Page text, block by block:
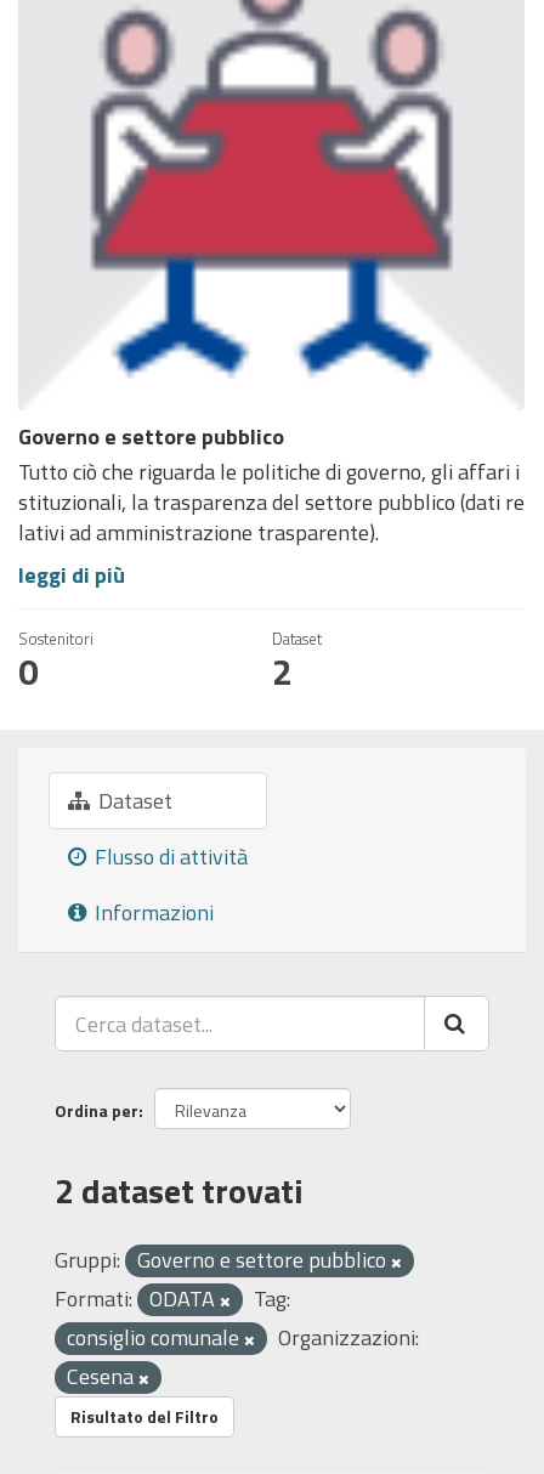
Governo e settore pubblico
Tutto ciò che riguarda le politiche di governo, gli affari i
stituzionali, la trasparenza del settore pubblico (dati re
lativi ad amministrazione trasparente).
leggi di più
Sostenitori
0
Dataset
2
Dataset
Flusso di attività
Informazioni
Ordina per
2 dataset trovati
Gruppi: Governo e settore pubblico
Formati: ODATA
Tag:
consiglio comunale
Organizzazioni:
Cesena
Risultato del Filtro